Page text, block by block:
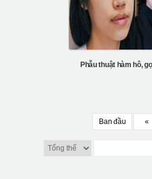
Phẫu thuật hàm hô,
Ban đầu «